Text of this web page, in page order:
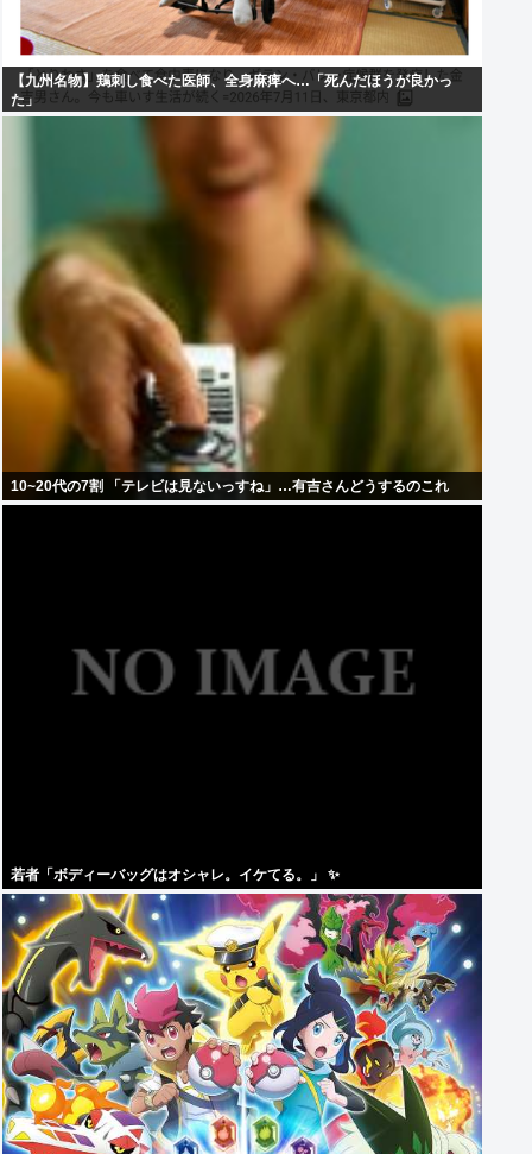
【九州名物】鶏刺し食べた医師、全身麻痺へ…「死んだほうが良かっ
た」
10~20代の7割 「テレビは見ないっすね」…有吉さんどうするのこれ
若者「ボディーバッグはオシャレ。イケてる。」 ✨